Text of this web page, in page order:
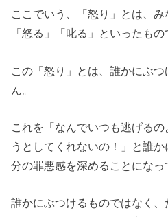
ここでいう、「怒り」とは、
「怒る」「叱る」といったもの
この「怒り」とは、誰かにぶ
ん。
これを「なんでいつも逃げる
うとしてくれないの！」と誰
分の罪悪感を深めることになっ
誰かにぶつけるものではなく